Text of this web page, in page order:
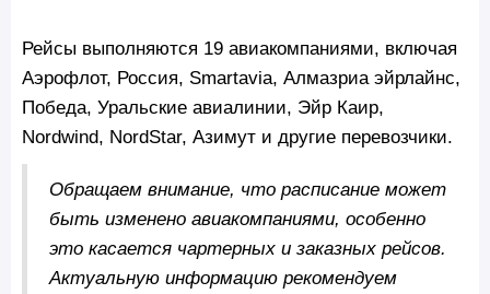
Рейсы выполняются 19 авиакомпаниями, включая
Аэрофлот, Россия, Smartavia, Алмазриа эйрлайнс,
Победа, Уральские авиалинии, Эйр Каир,
Nordwind, NordStar, Азимут и другие перевозчики.
Обращаем внимание, что расписание может
быть изменено авиакомпаниями, особенно
это касается чартерных и заказных рейсов.
Актуальную информацию рекомендуем